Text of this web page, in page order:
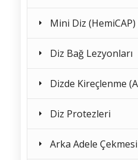
Mini Diz
Diz Bağ Lezyonları
Dizde Kireçlenme
Diz Protezleri
Arka Adele Çekmesi